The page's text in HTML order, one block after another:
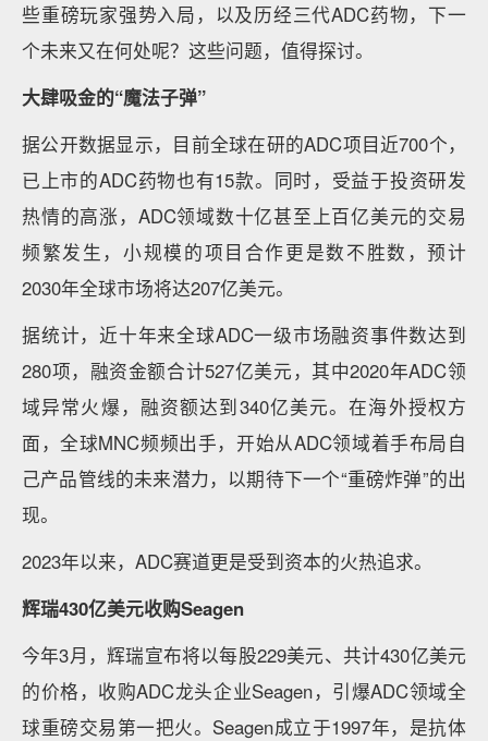
些重磅玩家强势入局，以及历经三代ADC药物，下一
个未来又在何处呢？这些问题，值得探讨。
大肆吸金的“魔法子弹”
据公开数据显示，目前全球在研的ADC项目近700个，
已上市的ADC药物也有15款。同时，受益于投资研发
热情的高涨，ADC领域数十亿甚至上百亿美元的交易
频繁发生，小规模的项目合作更是数不胜数，预计
2030年全球市场将达207亿美元。
据统计，近十年来全球ADC一级市场融资事件数达到
280项，融资金额合计527亿美元，其中2020年ADC领
域异常火爆，融资额达到340亿美元。在海外授权方
面，全球MNC频频出手，开始从ADC领域着手布局自
己产品管线的未来潜力，以期待下一个“重磅炸弹”的出
现。
2023年以来，ADC赛道更是受到资本的火热追求。
辉瑞430亿美元收购Seagen
今年3月，辉瑞宣布将以每股229美元、共计430亿美元
的价格，收购ADC龙头企业Seagen，引爆ADC领域全
球重磅交易第一把火。Seagen成立于1997年，是抗体